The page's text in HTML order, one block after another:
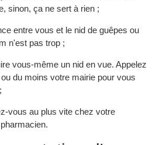
sinon, ça ne sert à rien ;
entre vous et le nid de guêpes ou
n'est pas trop ;
vous-même un nid en vue. Appelez
du moins votre mairie pour vous
vous au plus vite chez votre